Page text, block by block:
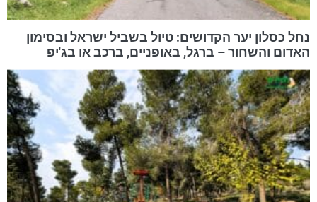
נחל כסלון יער הקדושים: טיול בשביל ישראל ובסימון
האדום והשחור – ברגל, באופניים, ברכב או בג'יפ